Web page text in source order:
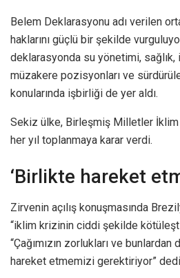
Belem Deklarasyonu adı verilen
haklarını güçlü bir şekilde
deklarasyonda su yönetimi,
müzakere pozisyonları ve
konularında işbirliği de yer aldı.
Sekiz ülke, Birleşmiş Milletler
her yıl toplanmaya karar verdi.
‘Birlikte hareket
Zirvenin açılış konuşmasında
“iklim krizinin ciddi şekilde
“Çağımızın zorlukları ve
hareket etmemizi gerektiriyor”